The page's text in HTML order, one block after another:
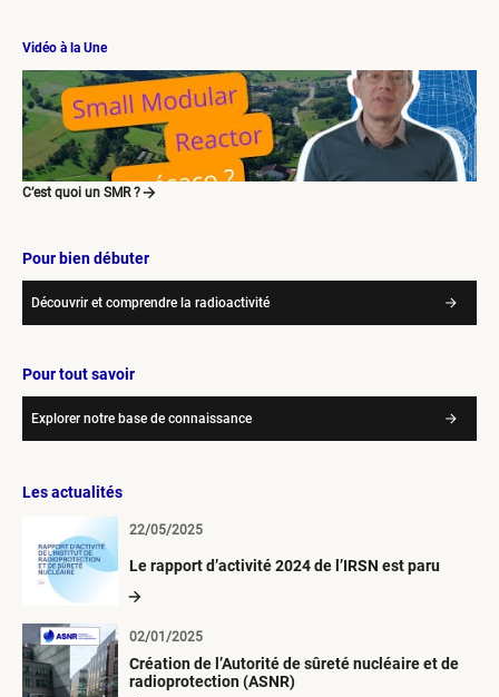
Vidéo à la Une
C’est quoi un SMR ?
Pour bien débuter
Découvrir et comprendre la radioactivité
Pour tout savoir
Explorer notre base de connaissance
Les actualités
Le rapport d’activité 2024 de l’IRSN est paru
22/05/2025
Création de l’Autorité de sûreté nucléaire et de
radioprotection (ASNR)
02/01/2025